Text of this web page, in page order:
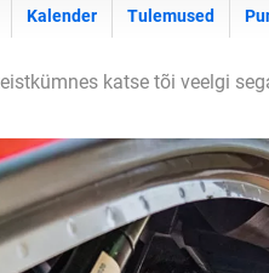
Kalender Tulemused
katse tõi veelgi